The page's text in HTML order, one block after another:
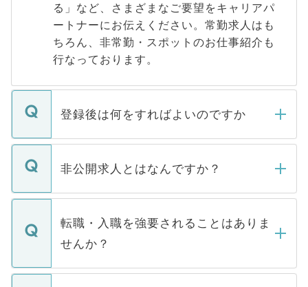
る」など、さまざまなご要望をキャリアパ
ートナーにお伝えください。常勤求人はも
ちろん、非常勤・スポットのお仕事紹介も
行なっております。
登録後は何をすればよいのですか
ご登録いただきましたら、弊社担当者がご
登録内容を確認し、その後メールもしくは
ます。通常、5営業日以内にはご連絡をせて
いただきますので、しばらくお待ちくださ
非公開求人とはなんですか？
マイナビDOCTORで取り扱っている求人の
うち約3割は、Webサイトからご覧いただ
けない「非公開求人」です。非公開求人は
下記の理由によって、一般には公開してい
ません。
転職・入職を強要されることはありま
せんか？
転職・入職を強要することは一切ありませ